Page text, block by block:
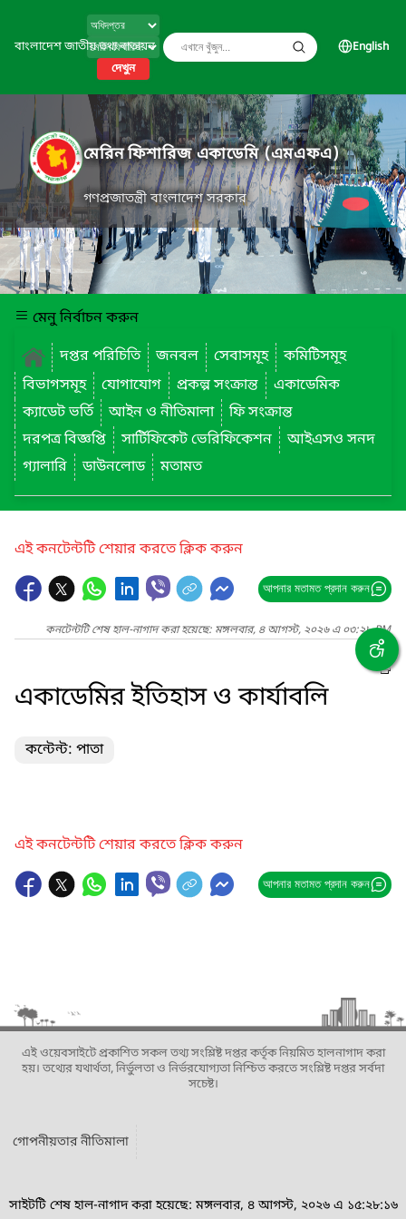
বাংলাদেশ জাতীয় তথ্য বাতায়ন
দেখুন
English
মেরিন ফিশারিজ একাডেমি (এমএফএ)
গণপ্রজাতন্ত্রী বাংলাদেশ সরকার
মেনু নির্বাচন করুন
দপ্তর পরিচিতি
জনবল সেবাসমূহ
কমিটিসমূহ
বিভাগসমূহ
যোগাযোগ প্রকল্প সংক্রান্ত
একাডেমিক
ক্যাডেট ভর্তি
আইন ও নীতিমালা
ফি সংক্রান্ত
দরপত্র বিজ্ঞপ্তি
সার্টিফিকেট ভেরিফিকেশন
আইএসও সনদ
গ্যালারি
ডাউনলোড মতামত
এই কনটেন্টটি শেয়ার করতে ক্লিক করুন
আপনার মতামত প্রদান করুন
কনটেন্টটি শেষ হাল-নাগাদ করা হয়েছে: মঙ্গলবার, ৪ আগস্ট, ২০২৬ এ ০৩:২৮ PM
একাডেমির ইতিহাস ও কার্যাবলি
কন্টেন্ট: পাতা
এই কনটেন্টটি শেয়ার করতে ক্লিক করুন
আপনার মতামত প্রদান করুন
এই ওয়েবসাইটে প্রকাশিত সকল তথ্য সংশ্লিষ্ট দপ্তর কর্তৃক নিয়মিত হালনাগাদ করা
হয়। তথ্যের যথার্থতা, নির্ভুলতা ও নির্ভরযোগ্যতা নিশ্চিত করতে সংশ্লিষ্ট দপ্তর সর্বদা
সচেষ্ট।
গোপনীয়তার নীতিমালা
সাইটটি শেষ হাল-নাগাদ করা হয়েছে: মঙ্গলবার, ৪ আগস্ট, ২০২৬ এ ১৫:২৮:১৬